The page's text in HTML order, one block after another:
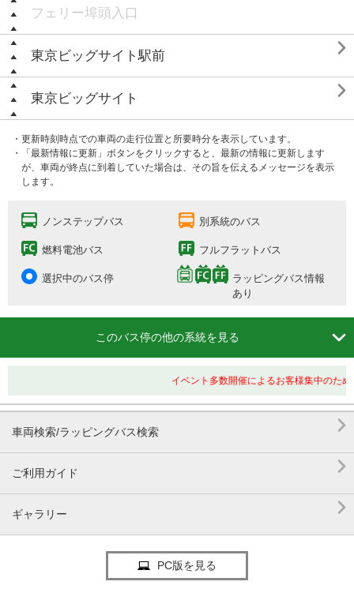
フェリー埠頭入口
東京ビッグサイト駅前 
東京ビッグサイト 
・更新時刻時点での車両の走行位置と所要時分を表示しています。
・「最新情報に更新」ボタンをクリックすると、最新の情報に更新します
が、車両が終点に到着していた場合は、その旨を伝えるメッセージを表示
します。
ノンステップバス 別系統のバス
燃料電池バス フルフラットバス
選択中のバス停
ラッピングバス情報
あり
このバス停の他の系統を見る 
イベント多数開催によるお客様集中のた
車両検索/ラッピングバス検索 
ご利用ガイド 
ギャラリー 
PC版を見る